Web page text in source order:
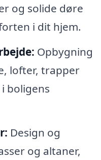
og solide døre
i dit hjem.
Opbygning
lofter, trapper
boligens
Design og
og altaner,